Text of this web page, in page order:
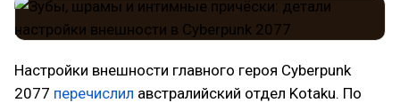
Настройки внешности главного героя Cyberpunk
2077 перечислил австралийский отдел Kotaku. По